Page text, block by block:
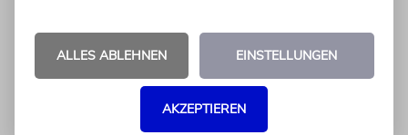
ALLES ABLEHNEN EINSTELLUNGEN
AKZEPTIEREN